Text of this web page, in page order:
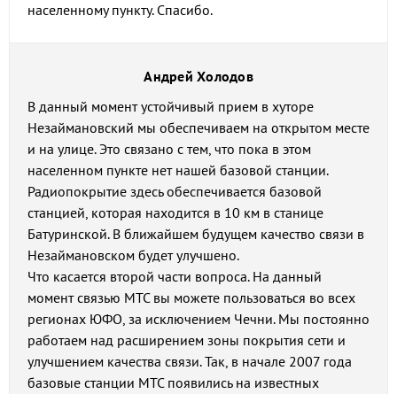
населенному пункту. Спасибо.
Андрей Холодов
В данный момент устойчивый прием в хуторе
Незаймановский мы обеспечиваем на открытом месте
и на улице. Это связано с тем, что пока в этом
населенном пункте нет нашей базовой станции.
Радиопокрытие здесь обеспечивается базовой
станцией, которая находится в 10 км в станице
Батуринской. В ближайшем будущем качество связи в
Незаймановском будет улучшено.
Что касается второй части вопроса. На данный
момент связью МТС вы можете пользоваться во всех
регионах ЮФО, за исключением Чечни. Мы постоянно
работаем над расширением зоны покрытия сети и
улучшением качества связи. Так, в начале 2007 года
базовые станции МТС появились на известных